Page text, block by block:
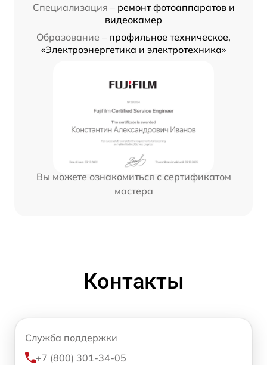
Специализация – ремонт фотоаппаратов и
видеокамер
Образование – профильное техническое,
«Электроэнергетика и электротехника»
Вы можете ознакомиться с сертификатом
мастера
Контакты
Служба поддержки
+7 (800) 301-34-05